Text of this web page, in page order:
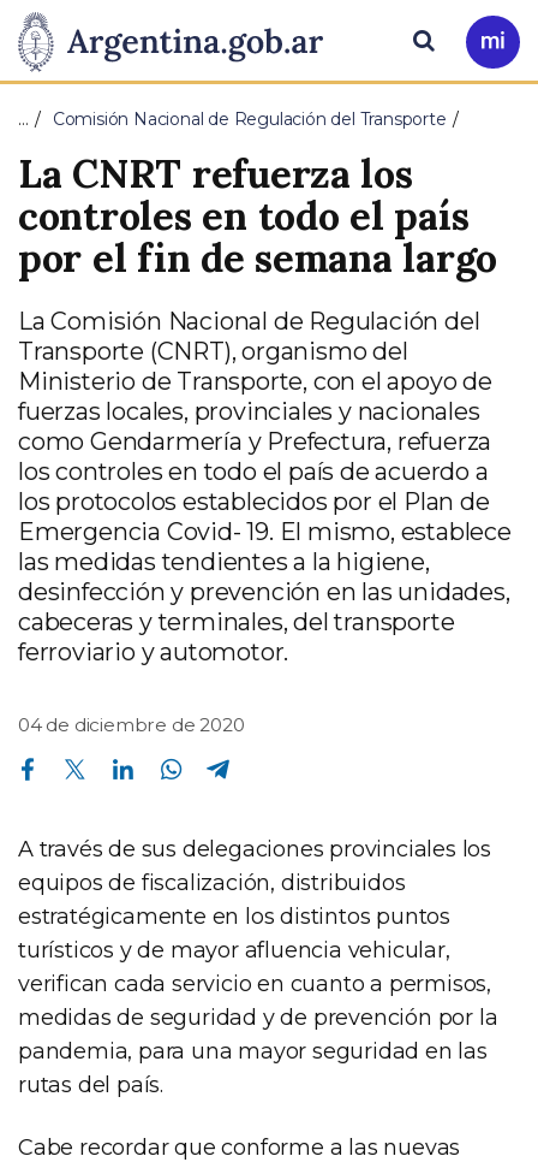
Presidencia
de
la
Nación
Pasar al contenido principal
Ir
a
Buscar
… Comisión Nacional de Regulación del Transporte
La CNRT refuerza los
controles en todo el país
por el fin de semana largo
La Comisión Nacional de Regulación del
Transporte (CNRT), organismo del
Ministerio de Transporte, con el apoyo de
fuerzas locales, provinciales y nacionales
como Gendarmería y Prefectura, refuerza
los controles en todo el país de acuerdo a
los protocolos establecidos por el Plan de
Emergencia Covid- 19. El mismo, establece
las medidas tendientes a la higiene,
desinfección y prevención en las unidades,
cabeceras y terminales, del transporte
ferroviario y automotor.
04 de diciembre de 2020
Compartir en Facebook Compartir en Twitter Compartir en Linkedin Compartir en Whatsapp
A través de sus delegaciones provinciales los
equipos de fiscalización, distribuidos
estratégicamente en los distintos puntos
turísticos y de mayor afluencia vehicular,
verifican cada servicio en cuanto a permisos,
medidas de seguridad y de prevención por la
pandemia, para una mayor seguridad en las
rutas del país.
Cabe recordar que conforme a las nuevas